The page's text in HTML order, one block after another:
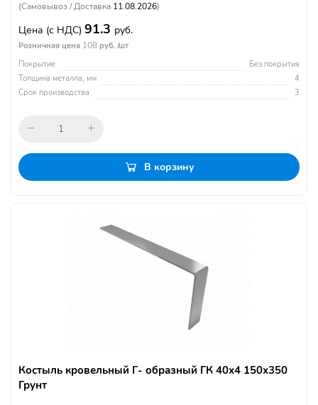
(Самовывоз / Доставка 11.08.2026)
Цена (с НДС) 91.3 руб.
Розничная цена 108 руб. /шт
Покрытие
Без покрытия
Толщина металла, мм
4
Срок производства
3
В корзину
Костыль кровельный Г- образный ГК 40х4 150х350
Грунт